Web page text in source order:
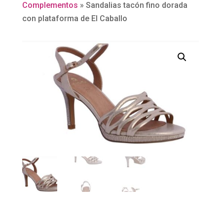
Complementos » Sandalias tacón fino dorada
con plataforma de El Caballo